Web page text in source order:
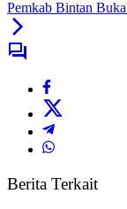
Pemkab Bintan
Berita Terkait